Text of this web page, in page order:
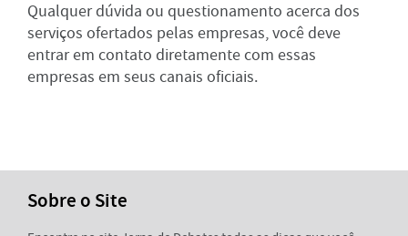
Qualquer dúvida ou questionamento acerca dos
serviços ofertados pelas empresas, você deve
entrar em contato diretamente com essas
empresas em seus canais oficiais.
Sobre o Site